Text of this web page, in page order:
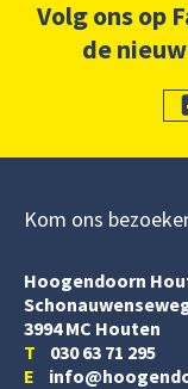
Volg ons op
de
Kom ons
Hoogendoorn
3994 MC Houten
T 030 63 71 295
E